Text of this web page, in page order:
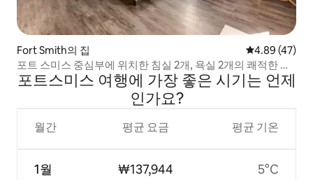
Fort Smith의 집 평점 4.89점(5
4.89 (47)
포트 스미스 중심부에 위치한 침실 2개, 욕실 2개의 쾌적한 숙
소
포트스미스 여행에 가장 좋은 시기는 언제
인가요?
월간
1월
평균 요금
₩137,944
평균 기온
5°C